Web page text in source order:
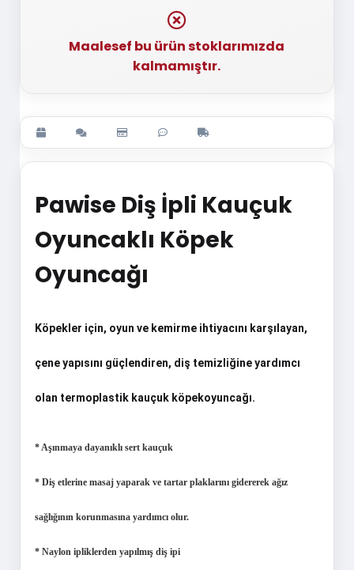
Maalesef bu ürün stoklarımızda
kalmamıştır.
Pawise Diş İpli Kauçuk
Oyuncaklı Köpek
Oyuncağı
Köpekler için, oyun ve kemirme ihtiyacını karşılayan,
çene yapısını güçlendiren, diş temizliğine yardımcı
olan termoplastik kauçuk köpekoyuncağı.
* Aşınmaya dayanıklı sert kauçuk
* Diş etlerine masaj yaparak ve tartar plaklarını gidererek ağız
sağlığının korunmasına yardımcı olur.
* Naylon ipliklerden yapılmış diş ipi